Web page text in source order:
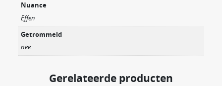
Nuance
Effen
Getrommeld
nee
Gerelateerde producten